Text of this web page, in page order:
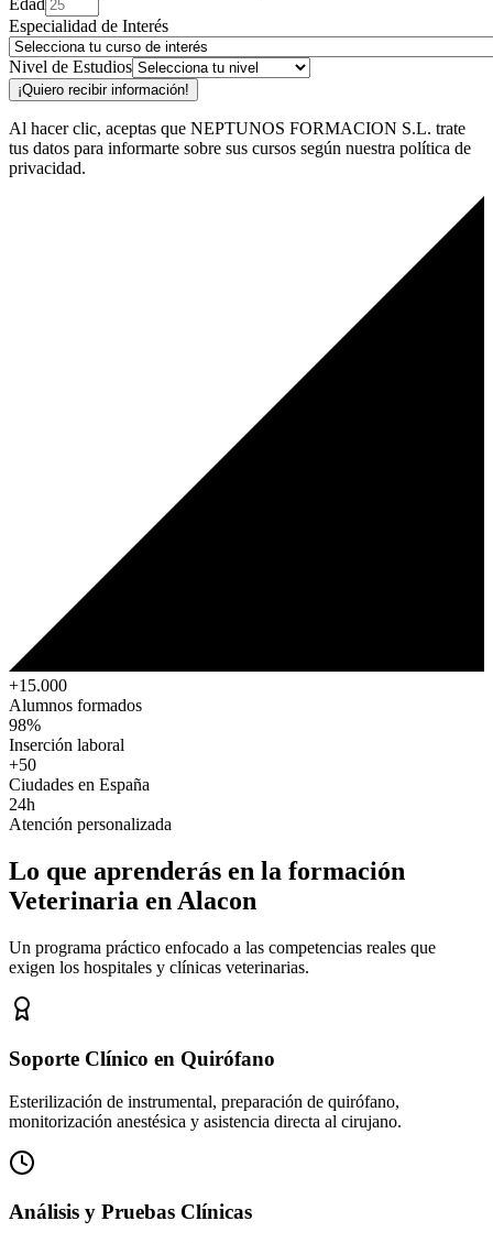
Edad
Especialidad de Interés
Nivel de Estudios
¡Quiero recibir información!
Al hacer clic, aceptas que NEPTUNOS FORMACION S.L. trate
tus datos para informarte sobre sus cursos según nuestra política de
privacidad.
+15.000
Alumnos formados
98%
Inserción laboral
+50
Ciudades en España
24h
Atención personalizada
Lo que aprenderás en la formación
Veterinaria en Alacon
Un programa práctico enfocado a las competencias reales que
exigen los hospitales y clínicas veterinarias.
Soporte Clínico en Quirófano
Esterilización de instrumental, preparación de quirófano,
monitorización anestésica y asistencia directa al cirujano.
Análisis y Pruebas Clínicas